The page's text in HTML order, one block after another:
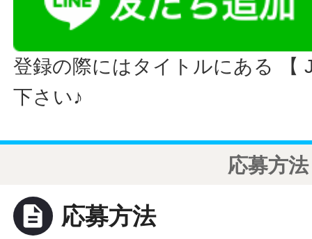
登録の際にはタイトルにある 【
下さい♪
応募方法
description 応募方法